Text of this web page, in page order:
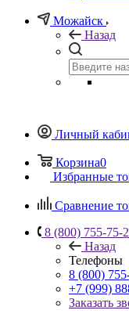
Можайск
Назад
Личный
Корзина0
Избранные
Сравнение
8 (800) 755-75-
Назад
Телефоны
8 (800)
+7 (999)
Заказать